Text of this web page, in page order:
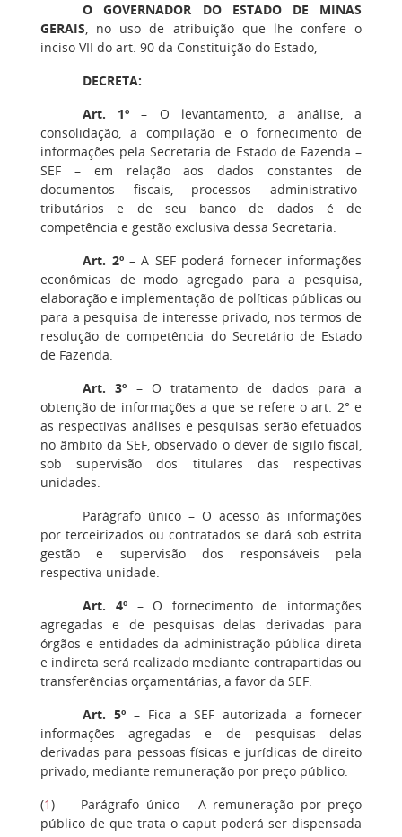
O GOVERNADOR DO ESTADO DE MINAS
GERAIS, no uso de atribuição que lhe confere o
inciso VII do art. 90 da Constituição do Estado,
DECRETA:
Art. 1º – O levantamento, a análise, a
consolidação, a compilação e o fornecimento de
informações pela Secretaria de Estado de Fazenda –
SEF – em relação aos dados constantes de
documentos fiscais, processos administrativo-
tributários e de seu banco de dados é de
competência e gestão exclusiva dessa Secretaria.
Art. 2º– A SEF poderá fornecer informações
econômicas de modo agregado para a pesquisa,
elaboração e implementação de políticas públicas ou
para a pesquisa de interesse privado, nos termos de
resolução de competência do Secretário de Estado
de Fazenda.
Art. 3º – O tratamento de dados para a
obtenção de informações a que se refere o art. 2° e
as respectivas análises e pesquisas serão efetuados
no âmbito da SEF, observado o dever de sigilo fiscal,
sob supervisão dos titulares das respectivas
unidades.
Parágrafo único – O acesso às informações
por terceirizados ou contratados se dará sob estrita
gestão e supervisão dos responsáveis pela
respectiva unidade.
Art. 4º– O fornecimento de informações
agregadas e de pesquisas delas derivadas para
órgãos e entidades da administração pública direta
e indireta será realizado mediante contrapartidas ou
transferências orçamentárias, a favor da SEF.
Art. 5º – Fica a SEF autorizada a fornecer
informações agregadas e de pesquisas delas
derivadas para pessoas físicas e jurídicas de direito
privado, mediante remuneração por preço público.
(1) Parágrafo único – A remuneração por preço
público de que trata o caput poderá ser dispensada